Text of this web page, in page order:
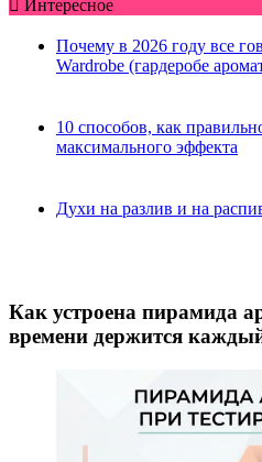
Интересное
Почему в 2026 году все
Wardrobe (гардеробе
10 способов, как
максимального эффекта
Духи на разлив и на
Как устроена пирамида
времени держится